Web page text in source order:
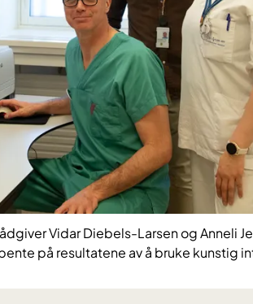
Vidar Diebels-Larsen og Anneli
på resultatene av å bruke kunstig